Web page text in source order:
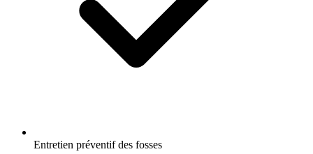
Entretien préventif des fosses